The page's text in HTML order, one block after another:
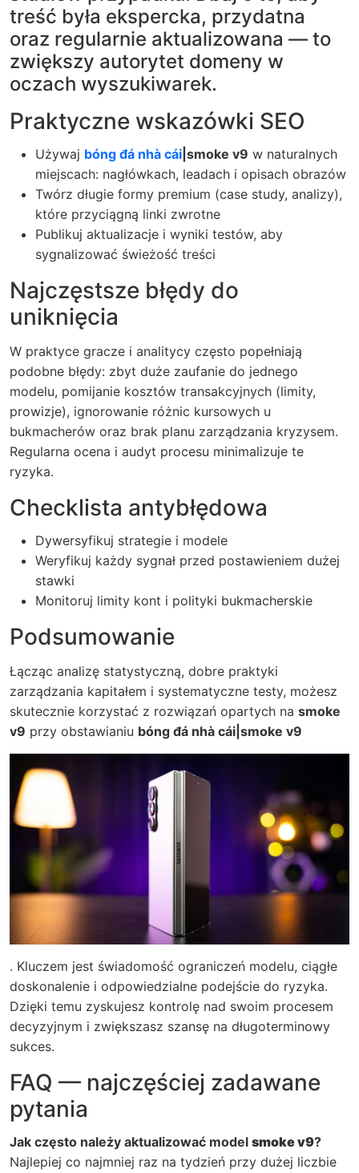
treść była ekspercka, przydatna
oraz regularnie aktualizowana — to
zwiększy autorytet domeny w
oczach wyszukiwarek.
Praktyczne wskazówki SEO
Używaj bóng đá nhà cái |smoke v9 w naturalnych
miejscach: nagłówkach, leadach i opisach obrazów
Twórz długie formy premium (case study, analizy),
które przyciągną linki zwrotne
Publikuj aktualizacje i wyniki testów, aby
sygnalizować świeżość treści
Najczęstsze błędy do
uniknięcia
W praktyce gracze i analitycy często popełniają
podobne błędy: zbyt duże zaufanie do jednego
modelu, pomijanie kosztów transakcyjnych (limity,
prowizje), ignorowanie różnic kursowych u
bukmacherów oraz brak planu zarządzania kryzysem.
Regularna ocena i audyt procesu minimalizuje te
ryzyka.
Checklista antybłędowa
Dywersyfikuj strategie i modele
Weryfikuj każdy sygnał przed postawieniem dużej
stawki
Monitoruj limity kont i polityki bukmacherskie
Podsumowanie
Łącząc analizę statystyczną, dobre praktyki
zarządzania kapitałem i systematyczne testy, możesz
skutecznie korzystać z rozwiązań opartych na smoke
v9 przy obstawianiu bóng đá nhà cái|smoke v9
. Kluczem jest świadomość ograniczeń modelu, ciągłe
doskonalenie i odpowiedzialne podejście do ryzyka.
Dzięki temu zyskujesz kontrolę nad swoim procesem
decyzyjnym i zwiększasz szansę na długoterminowy
sukces.
FAQ — najczęściej zadawane
pytania
Jak często należy aktualizować model smoke v9?
Najlepiej co najmniej raz na tydzień przy dużej liczbie